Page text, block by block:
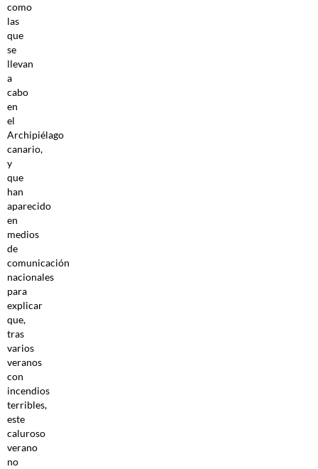
como
las
que
se
llevan
a
cabo
en
el
Archipiélago
canario,
y
que
han
aparecido
en
medios
de
comunicación
nacionales
para
explicar
que,
tras
varios
veranos
con
incendios
terribles,
este
caluroso
verano
no